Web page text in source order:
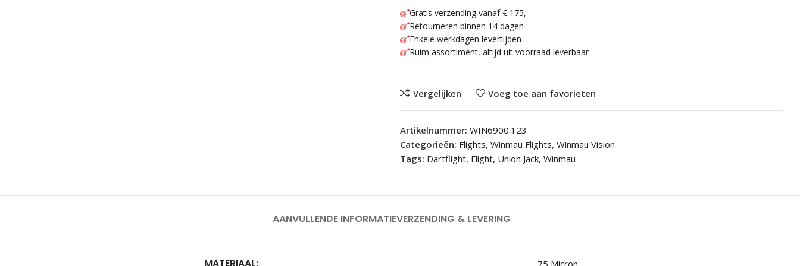
Gratis verzending vanaf € 175,-
Retourneren binnen 14 dagen
Enkele werkdagen levertijden
Ruim assortiment, altijd uit voorraad leverbaar
Vergelijken Voeg toe aan favorieten
Artikelnummer:WIN6900.123
Categorieën: Flights, Winmau Flights, Winmau Vision
Tags: Dartflight, Flight, Union Jack, Winmau
AANVULLENDE INFORMATIEVERZENDING & LEVERING
75 Micron